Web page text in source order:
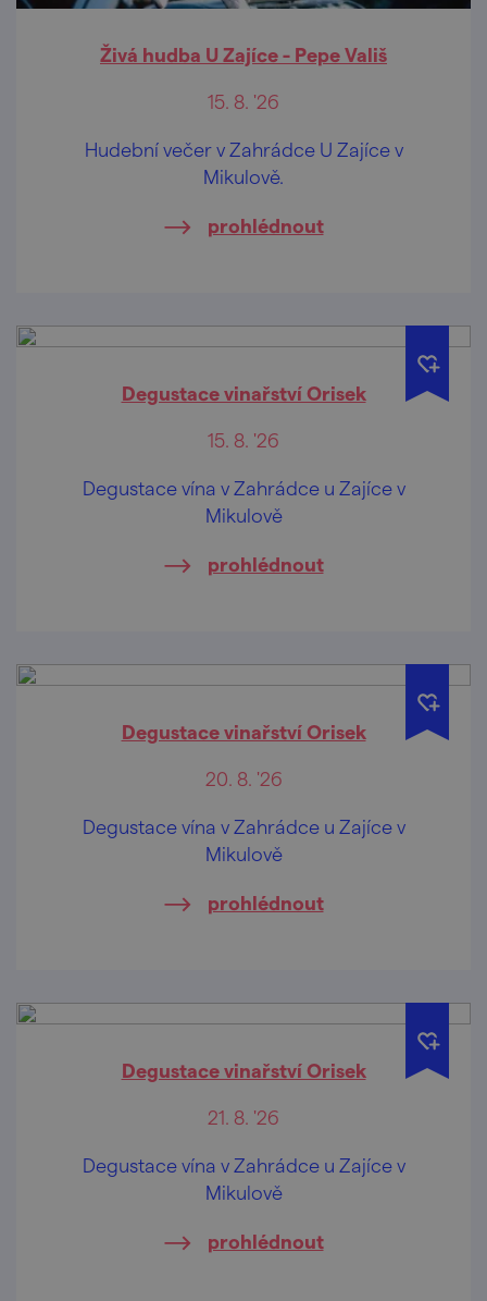
Živá hudba U Zajíce - Pepe Vališ
15. 8. '26
Hudební večer v Zahrádce U Zajíce v
Mikulově.
prohlédnout
Degustace vinařství Orisek
15. 8. '26
Degustace vína v Zahrádce u Zajíce v
Mikulově
prohlédnout
Degustace vinařství Orisek
20. 8. '26
Degustace vína v Zahrádce u Zajíce v
Mikulově
prohlédnout
Degustace vinařství Orisek
21. 8. '26
Degustace vína v Zahrádce u Zajíce v
Mikulově
prohlédnout